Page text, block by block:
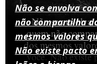
Não se envolva
não compartilha
mesmos valores
Não existe pacto